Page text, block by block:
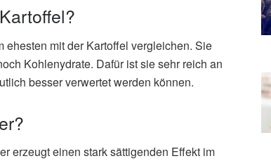
mit der Kartoffel vergleichen. Sie
Kohlenydrate. Dafür ist sie sehr reich an
besser verwertet werden können.
erzeugt einen stark sättigenden Effekt im